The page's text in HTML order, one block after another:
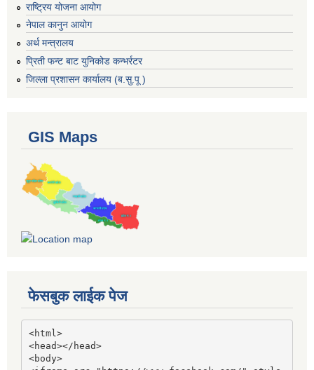
राष्ट्रिय योजना आयोग
नेपाल कानुन आयोग
अर्थ मन्त्रालय
प्रिती फन्ट बाट युनिकोड कन्भर्रटर
जिल्ला प्रशासन कार्यालय (ब.सु.पू )
GIS Maps
फेसबुक लाईक पेज
<html>
<head></head>
<body>